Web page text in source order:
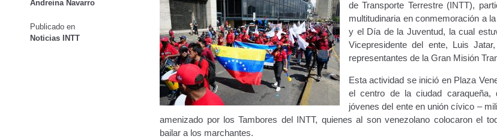
Otorgamiento de autorización para publicidad en vehículos.
Otorgamiento de la Certificación de Prestación de Servicio (CPS) de Transporte Público de Personas (RUTAS
Pago Electrónico de Trámites en Línea Paso a Paso Planilla Única de Trámite
Registro Original de Licencia para Conducir Cuarto Grado (4°). Registro Original de Licencia para Conducir
Registro Original de Licencia para Conducir Segundo Grado (2°) – (Mayores de 16 años).
Andreina Navarro
Publicado en
Noticias INTT
de Transporte Terrestre (INTT),
multitudinaria en conmemoración a
y el Día de la Juventud, la cual
Vicepresidente del ente, Luis
representantes de la Gran Misión
Esta actividad se inició en Plaza
el centro de la ciudad caraqueña,
jóvenes del ente en unión cívico –
amenizado por los Tambores del INTT, quienes al son venezolano colocaron el
bailar a los marchantes.